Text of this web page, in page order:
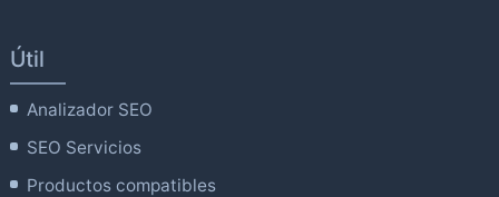
Útil
Analizador SEO
SEO Servicios
Productos compatibles